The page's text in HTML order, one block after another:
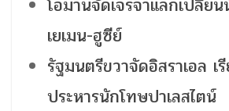
เยเมน-ฮูซีย์
รัฐมนตรีขวาจัดอิสราเอล เ
ประหารนักโทษปาเลสไตน์